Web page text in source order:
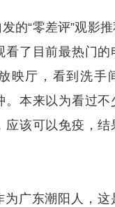
的“零差评”观影
看了目前最热门
映厅，看到洗手
。本来以为看过不
应该可以免疫，结
为广东潮阳人，这